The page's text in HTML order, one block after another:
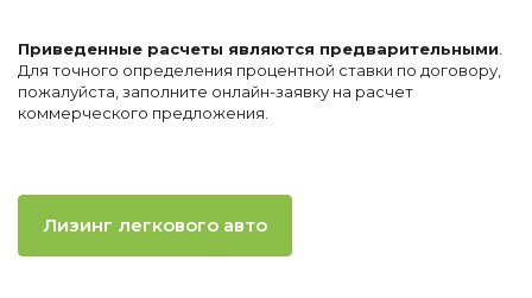
Приведенные расчеты являются предварительными
Для точного определения процентной ставки по договору,
пожалуйста, заполните онлайн-заявку на расчет
коммерческого предложения.
Лизинг легкового авто